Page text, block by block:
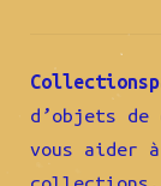
d’objets
vous aider